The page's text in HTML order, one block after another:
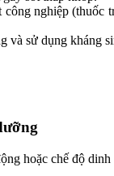
công nghiệp (thuốc
và sử dụng kháng
hoặc chế độ